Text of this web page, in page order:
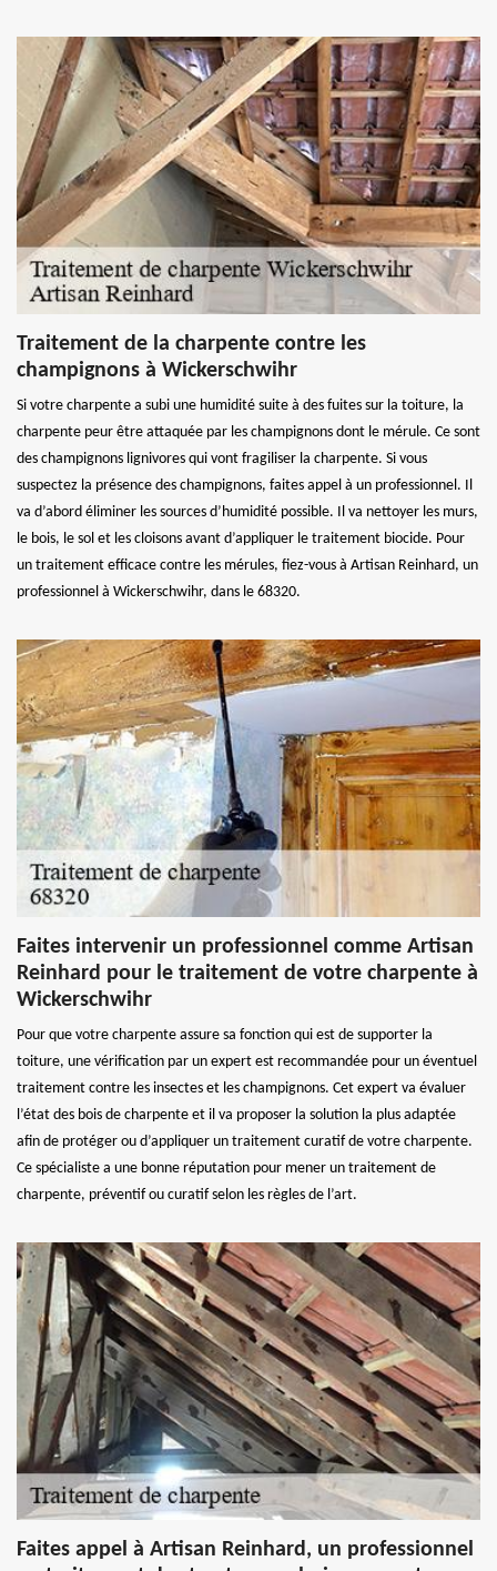
Traitement de la charpente contre les
champignons à Wickerschwihr
Si votre charpente a subi une humidité suite à des fuites sur la toiture, la
charpente peur être attaquée par les champignons dont le mérule. Ce sont
des champignons lignivores qui vont fragiliser la charpente. Si vous
suspectez la présence des champignons, faites appel à un professionnel. Il
va d’abord éliminer les sources d’humidité possible. Il va nettoyer les murs,
le bois, le sol et les cloisons avant d’appliquer le traitement biocide. Pour
un traitement efficace contre les mérules, fiez-vous à Artisan Reinhard, un
professionnel à Wickerschwihr, dans le 68320.
Faites intervenir un professionnel comme Artisan
Reinhard pour le traitement de votre charpente à
Wickerschwihr
Pour que votre charpente assure sa fonction qui est de supporter la
toiture, une vérification par un expert est recommandée pour un éventuel
traitement contre les insectes et les champignons. Cet expert va évaluer
l’état des bois de charpente et il va proposer la solution la plus adaptée
afin de protéger ou d’appliquer un traitement curatif de votre charpente.
Ce spécialiste a une bonne réputation pour mener un traitement de
charpente, préventif ou curatif selon les règles de l’art.
Faites appel à Artisan Reinhard, un professionnel